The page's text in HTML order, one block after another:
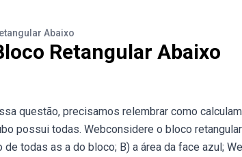
Abaixo
Retangular Abaixo
questão, precisamos relembrar como
possui todas. Webconsidere o bloco
de todas as a do bloco; B) a área da face azul;